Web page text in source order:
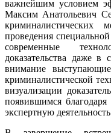
важнейшим условием
Максим Анатольевич
проведения
современные
доказательства даже
внимание
криминалистической
визуализации
появившимся
экспертную